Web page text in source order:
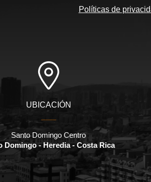
Políticas de
UBICACIÓN
Santo Domingo Centro
Domingo - Heredia - Costa Rica